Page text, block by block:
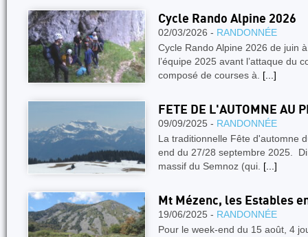
Cycle Rando Alpine 2026
02/03/2026 - RANDONNÉE
Cycle Rando Alpine 2026 de juin
l’équipe 2025 avant l’attaque du
composé de courses à. [...]
FETE DE L'AUTOMNE AU
09/09/2025 - RANDONNÉE
La traditionnelle Fête d'automne
end du 27/28 septembre 2025.
massif du Semnoz (qui. [...]
Mt Mézenc, les Estables
19/06/2025 - RANDONNÉE
Pour le week-end du 15 août, 4